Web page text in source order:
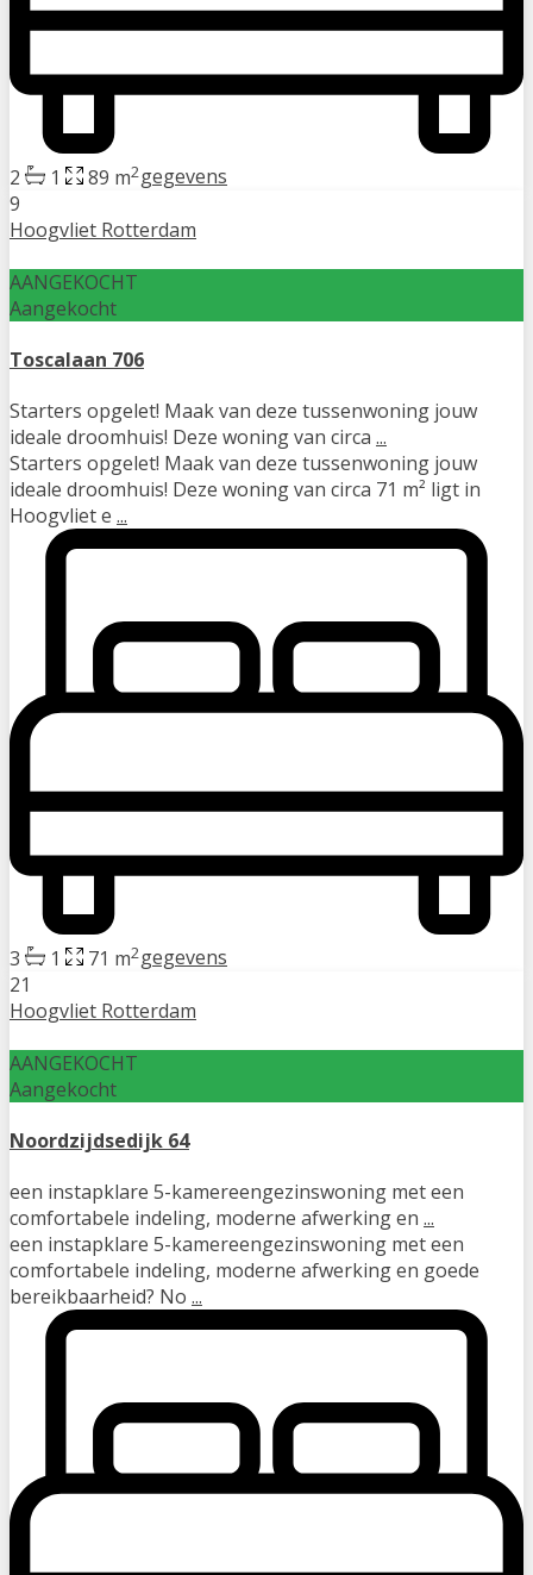
2 1 89 m2gegevens
9
Hoogvliet Rotterdam
AANGEKOCHT
Aangekocht
Toscalaan 706
Starters opgelet! Maak van deze tussenwoning jouw
ideale droomhuis! Deze woning van circa ...
Starters opgelet! Maak van deze tussenwoning jouw
ideale droomhuis! Deze woning van circa 71 m² ligt in
Hoogvliet e ...
3 1 71 m2gegevens
21
Hoogvliet Rotterdam
AANGEKOCHT
Aangekocht
Noordzijdsedijk 64
een instapklare 5-kamereengezinswoning met een
comfortabele indeling, moderne afwerking en ...
een instapklare 5-kamereengezinswoning met een
comfortabele indeling, moderne afwerking en goede
bereikbaarheid? No ...